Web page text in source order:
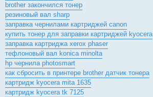
brother закончился тонер
резиновый вал sharp
заправка чернилами картриджей canon
купить тонер для заправки картриджей kyocera
заправка картриджа xerox phaser
тефлоновый вал konica minolta
hp чернила photosmart
как сбросить в принтере brother датчик тонера
картридж kyocera mita 1635
картридж kyocera tk 7125